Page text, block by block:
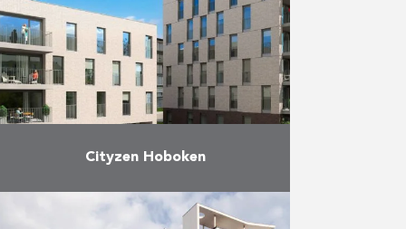
oude drukkerij, startte Antwerpse
…
Meer
Cityzen Hoboken
Residentie CityZen bestaat uit
twee gebouwen, één met vier